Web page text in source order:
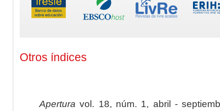
Otros índices
Apertura vol. 18, núm. 1, abril -